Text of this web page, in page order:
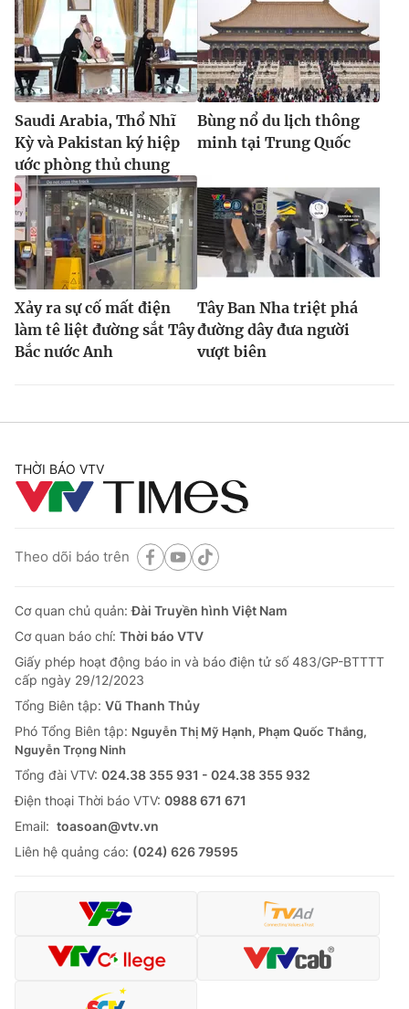
Saudi Arabia, Thổ Nhĩ
Kỳ và Pakistan ký hiệp
ước phòng thủ chung
Bùng nổ du lịch thông
minh tại Trung Quốc
Xảy ra sự cố mất điện
làm tê liệt đường sắt Tây
Bắc nước Anh
Tây Ban Nha triệt phá
đường dây đưa người
vượt biên
THỜI BÁO VTV
Theo dõi báo trên
Cơ quan chủ quản:Đài Truyền hình Việt Nam
Cơ quan báo chí: Thời báo VTV
Giấy phép hoạt động báo in và báo điện tử số 483/GP-BTTTT
cấp ngày 29/12/2023
Tổng Biên tập: Vũ Thanh Thủy
Phó Tổng Biên tập: Nguyễn Thị Mỹ Hạnh, Phạm Quốc Thắng,
Nguyễn Trọng Ninh
Tổng đài VTV: 024.38 355 931 - 024.38 355 932
Ðiện thoại Thời báo VTV: 0988 671 671
Email: toasoan@vtv.vn
Liên hệ quảng cáo: (024) 626 79595